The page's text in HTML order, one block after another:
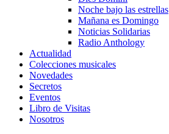
Noche bajo las estrellas
Mañana es Domingo
Noticias Solidarias
Radio Anthology
Actualidad
Colecciones musicales
Novedades
Secretos
Eventos
Libro de Visitas
Nosotros